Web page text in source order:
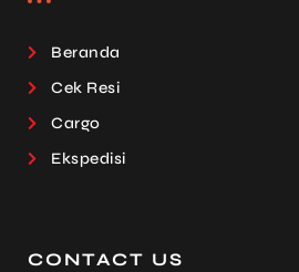
Beranda
Cek Resi
Cargo
Ekspedisi
CONTACT US